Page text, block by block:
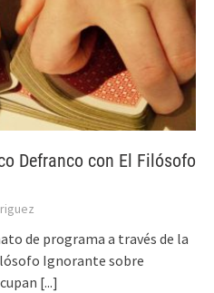
Defranco con El Filósofo
de programa a través de la
Ignorante sobre
[...]